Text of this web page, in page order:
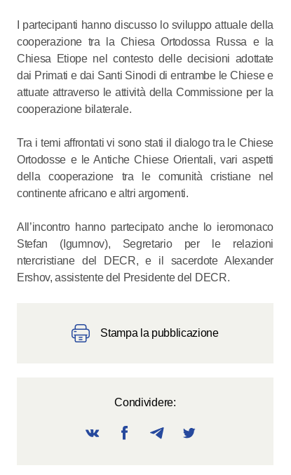
I partecipanti hanno discusso lo sviluppo attuale della
cooperazione tra la Chiesa Ortodossa Russa e la
Chiesa Etiope nel contesto delle decisioni adottate
dai Primati e dai Santi Sinodi di entrambe le Chiese e
attuate attraverso le attività della Commissione per la
cooperazione bilaterale.
Tra i temi affrontati vi sono stati il dialogo tra le Chiese
Ortodosse e le Antiche Chiese Orientali, vari aspetti
della cooperazione tra le comunità cristiane nel
continente africano e altri argomenti.
All’incontro hanno partecipato anche lo ieromonaco
Stefan (Igumnov), Segretario per le relazioni
ntercristiane del DECR, e il sacerdote Alexander
Ershov, assistente del Presidente del DECR.
Stampa la pubblicazione
Condividere: